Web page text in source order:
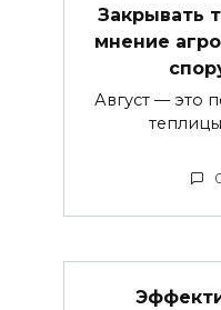
Закрывать
мнение
Август — это